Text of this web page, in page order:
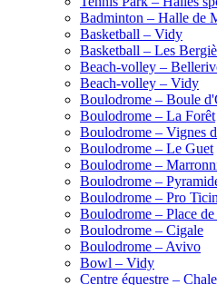
Badminton – Halle de
Basketball – Vidy
Basketball – Les
Beach-volley –
Beach-volley – Vidy
Boulodrome – Boule
Boulodrome – La Forêt
Boulodrome – Vignes
Boulodrome – Le Guet
Boulodrome –
Boulodrome –
Boulodrome – Pro
Boulodrome – Place
Boulodrome – Cigale
Boulodrome – Avivo
Bowl – Vidy
Centre équestre –